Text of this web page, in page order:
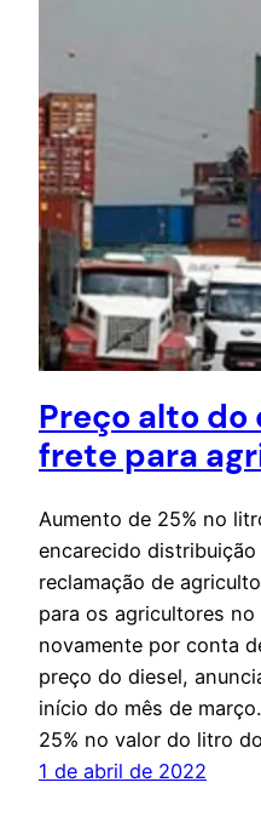
Preço alto
frete para
Aumento de 25% no
encarecido
reclamação de
para os agricultores no
novamente por conta
preço do diesel,
início do mês de
25% no valor do litro
1 de abril de 2022